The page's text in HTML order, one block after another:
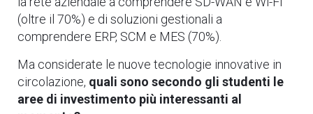
(oltre il 70%) e di soluzioni gestionali a
comprendere ERP, SCM e MES (70%).
Ma considerate le nuove tecnologie innovative in
circolazione, quali sono secondo gli studenti le
aree di investimento più interessanti al